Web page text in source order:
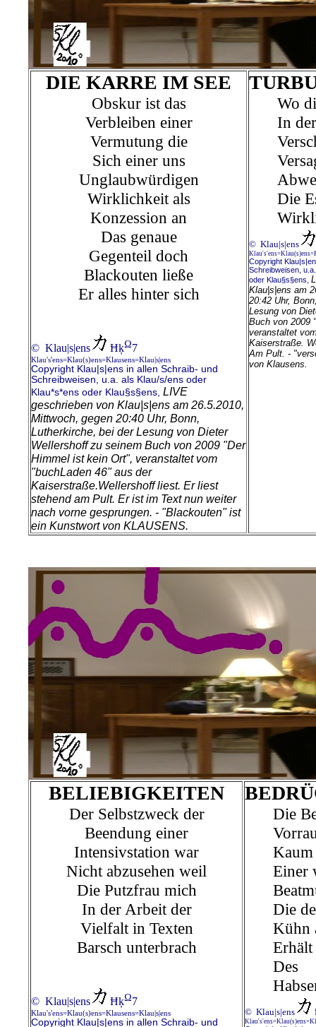
DIE KARRE IM SEE
Obskur ist das
Verbleiben einer
Vermutung die
Sich einer uns
Unglaubwürdigen
Wirklichkeit als
Konzession an
Das genaue
Gegenteil doch
Blackouten ließe
Er alles hinter sich
© Klau|s|ens ĦķΩ7
Klau's'ens=Klau(s)ens=Klausens=Klau|s|ens
Copyright Klau|s|ens in allen Schraib- und
Schreibweisen, u.a. als Klau/s/ens oder
Klau*s*ens oder Klau§s§ens, LIVE
geschrieben von Klau|s|ens am 26.5.2010,
Mittwoch, gegen 20:40 Uhr, Bonn,
Lutherkirche, bei der Lesung von Dieter
Wellershoff zu seinem Buch von 2009 "Der
Himmel ist kein Ort", veranstaltet vom
"buchLaden 46" aus der
Kaiserstraße.Wellershoff liest. Er liest
stehend am Pult. Er ist im Text nun weiter
nach vorne gesprungen. - "Blackouten" ist
ein Kunstwort von KLAUSENS.
Wo
In
Die
© Klau|s|ens
Copyright
Schreibweisen,
oder Klau§s§ens,
Klau|s|ens am
20:42 Uhr,
Lesung von
Buch von 2009
veranstaltet
Kaiserstraße.
Am Pult. -
von Klausens.
BELIEBIGKEITEN
Der Selbstzweck der
Beendung einer
Intensivstation war
Nicht abzusehen weil
Die Putzfrau mich
In der Arbeit der
Vielfalt in Texten
Barsch unterbrach
© Klau|s|ens ĦķΩ7
Klau's'ens=Klau(s)ens=Klausens=Klau|s|ens
Copyright Klau|s|ens in allen Schraib- und
Die
Kaum
Einer
Die
Kühn
Erhält
Des
© Klau|s|ens